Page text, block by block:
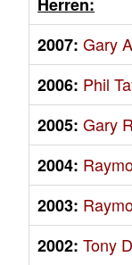
2007: Gary
2006: Phil
2005: Gary
2004:
2003:
2002: Tony